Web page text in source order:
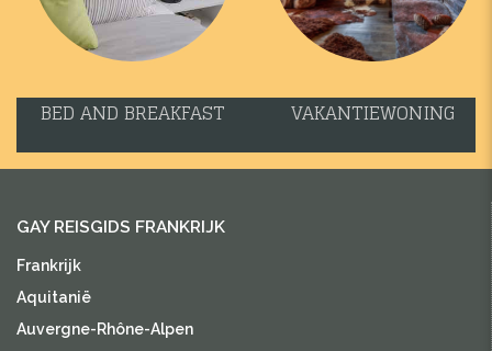
BED AND BREAKFAST VAKANTIEWONING
GAY REISGIDS FRANKRIJK
Frankrijk
Aquitanië
Auvergne-Rhône-Alpen